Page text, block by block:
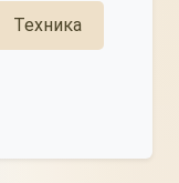
Техника